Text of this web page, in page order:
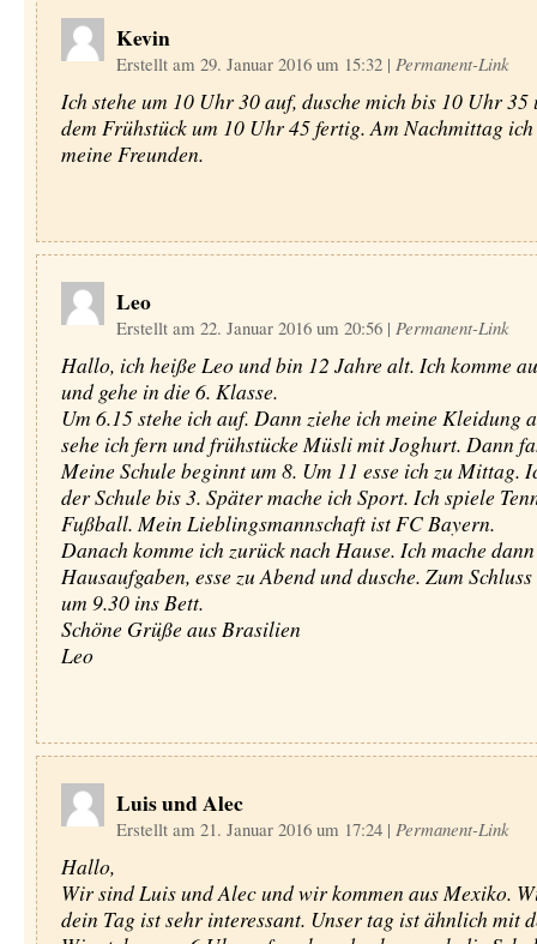
Kevin
Erstellt am 29. Januar 2016 um 15:32 | Permanent-Link
Ich stehe um 10 Uhr 30 auf, dusche mich bis 10 Uhr
dem Frühstück um 10 Uhr 45 fertig. Am Nachmittag ich
meine Freunden.
Leo
Erstellt am 22. Januar 2016 um 20:56 | Permanent-Link
Hallo, ich heiße Leo und bin 12 Jahre alt. Ich komme
und gehe in die 6. Klasse.
Um 6.15 stehe ich auf. Dann ziehe ich meine Kleidung
sehe ich fern und frühstücke Müsli mit Joghurt. Dann
Meine Schule beginnt um 8. Um 11 esse ich zu Mittag.
der Schule bis 3. Später mache ich Sport. Ich spiele
Fußball. Mein Lieblingsmannschaft ist FC Bayern.
Danach komme ich zurück nach Hause. Ich mache dann
Hausaufgaben, esse zu Abend und dusche. Zum
um 9.30 ins Bett.
Schöne Grüße aus Brasilien
Leo
Luis und Alec
Erstellt am 21. Januar 2016 um 17:24 | Permanent-Link
Hallo,
Wir sind Luis und Alec und wir kommen aus Mexiko.
dein Tag ist sehr interessant. Unser tag ist ähnlich mit